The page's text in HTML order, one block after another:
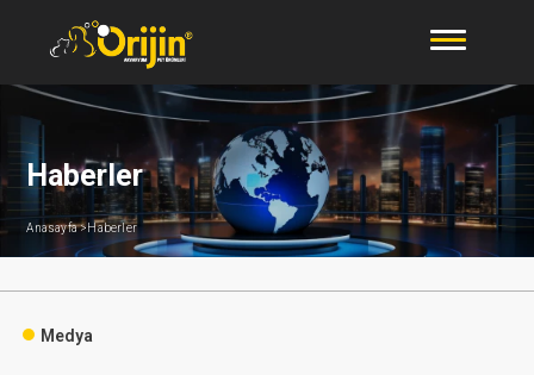
Haberler
Anasayfa >Haberler
Medya